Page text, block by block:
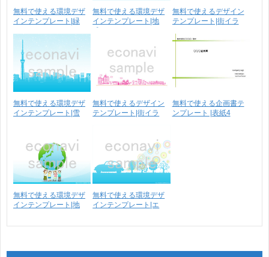
無料で使える環境デザ
インテンプレート|緑
無料で使える環境デザ
インテンプレート|地
無料で使えるデザイン
テンプレート|街イラ
無料で使える環境デザ
インテンプレート|雪
無料で使えるデザイン
テンプレート|街イラ
無料で使える企画書テ
ンプレート |表紙4
無料で使える環境デザ
インテンプレート|地
無料で使える環境デザ
インテンプレート|エ